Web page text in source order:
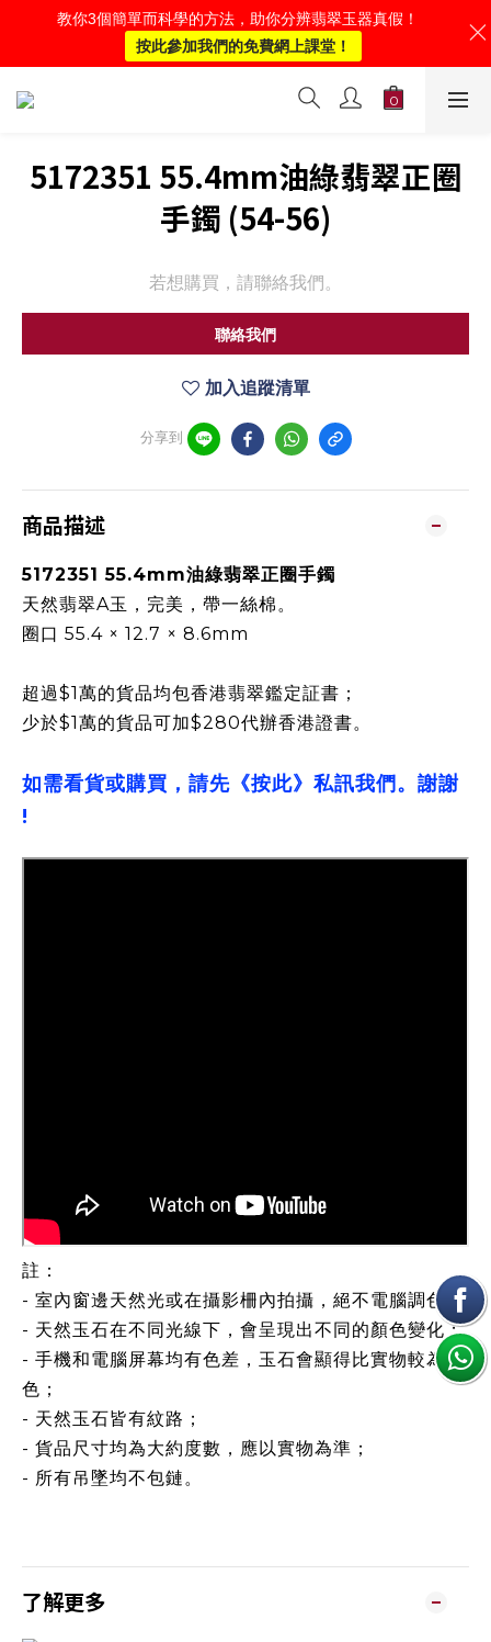
5172351 55.4mm油綠翡翠正圈
手鐲 (54-56)
若想購買，請聯絡我們。
聯絡我們
加入追蹤清單
分享到
商品描述
5172351 55.4mm油綠翡翠正圈手鐲
天然翡翠A玉，完美，帶一絲棉。
圈口 55.4 × 12.7 × 8.6mm
超過$1萬的貨品均包香港翡翠鑑定証書；
少於$1萬的貨品可加$280代辦香港證書。
如需看貨或購買，請先《按此》私訊我們。謝謝
!
註：
- 室內窗邊天然光或在攝影柵內拍攝，絕不電腦調色；
- 天然玉石在不同光線下，會呈現出不同的顏色變化；
- 手機和電腦屏幕均有色差，玉石會顯得比實物較為鮮
色；
- 天然玉石皆有紋路；
- 貨品尺寸均為大約度數，應以實物為準；
- 所有吊墜均不包鏈。
了解更多
教你3個簡單而科學的方法，助你分辨翡翠玉器真假！
按此參加我們的免費網上課堂！